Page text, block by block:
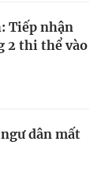
Tiếp nhận
2 thi thể vào
dân mất